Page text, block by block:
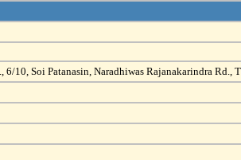
10, Soi Patanasin, Naradhiwas Rajanakarindra Rd.,